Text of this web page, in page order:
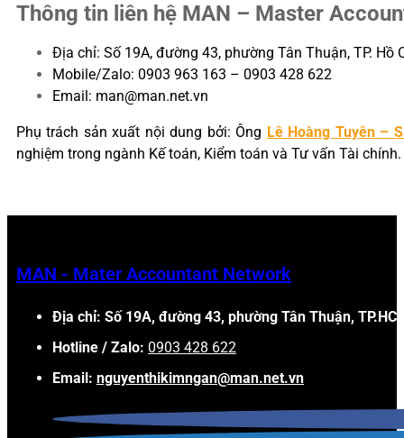
Thông tin liên hệ MAN – Master
Địa chỉ: Số 19A, đường 43, phường Tân Thuận, TP. Hồ
Mobile/Zalo: 0903 963 163 – 0903 428 622
Email: man@man.net.vn
Phụ trách sản xuất nội dung bởi: Ông Lê Hoàng Tuyên –
nghiệm trong ngành Kế toán, Kiểm toán và Tư vấn Tài chính.
MAN - Mater Accountant Network
Địa chỉ: Số 19A, đường 43, phường Tân Thuận,
Hotline / Zalo: 0903 428 622
Email: nguyenthikimngan@man.net.vn